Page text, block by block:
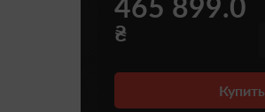
₴
Купить